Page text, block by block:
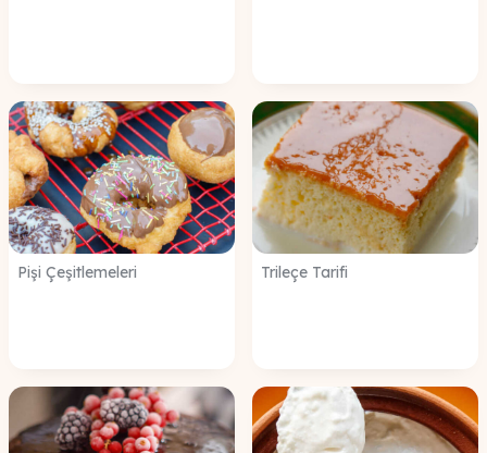
Pişi Çeşitlemeleri Trileçe Tarifi